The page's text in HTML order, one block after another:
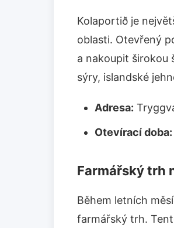
Kolaportið je
oblasti. Otevřený
a nakoupit širokou
sýry, islandské
Adresa:
Otevírací doba:
Farmářský trh
Během letních
farmářský trh.